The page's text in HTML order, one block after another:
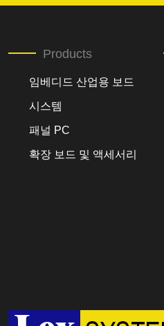
Products
임베디드 산업용 보드
시스템
패널 PC
확장 보드 및 액세서리